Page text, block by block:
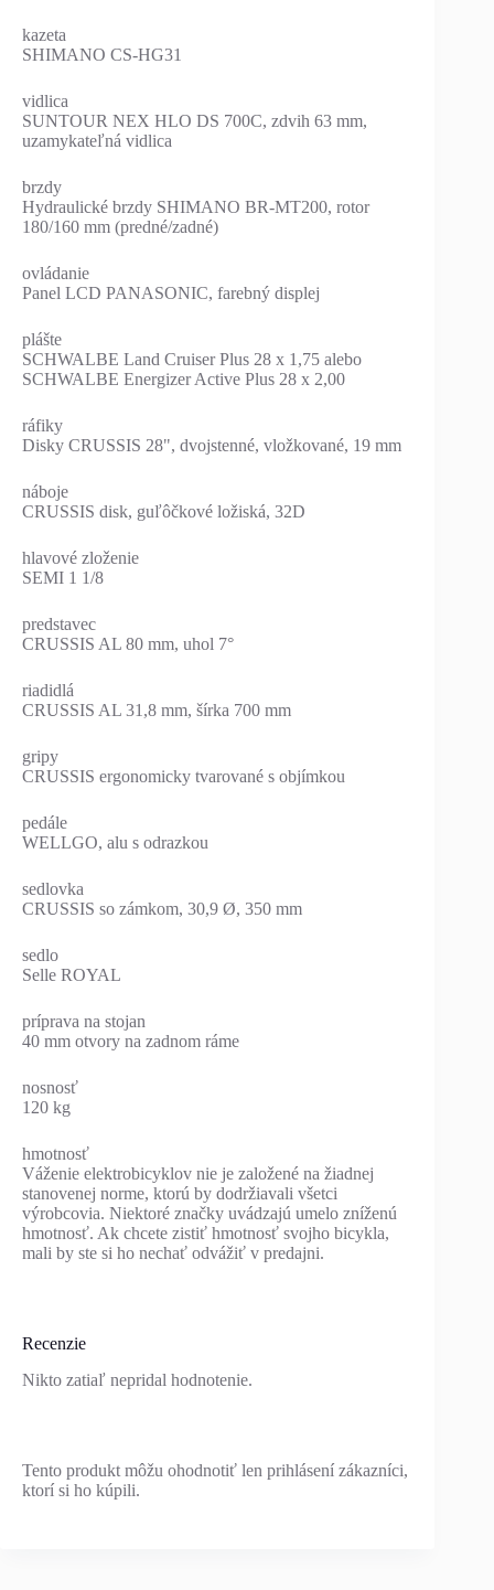
kazeta
SHIMANO CS-HG31
vidlica
SUNTOUR NEX HLO DS 700C, zdvih 63 mm,
uzamykateľná vidlica
brzdy
Hydraulické brzdy SHIMANO BR-MT200, rotor
180/160 mm (predné/zadné)
ovládanie
Panel LCD PANASONIC, farebný displej
plášte
SCHWALBE Land Cruiser Plus 28 x 1,75 alebo
SCHWALBE Energizer Active Plus 28 x 2,00
ráfiky
Disky CRUSSIS 28", dvojstenné, vložkované, 19 mm
náboje
CRUSSIS disk, guľôčkové ložiská, 32D
hlavové zloženie
SEMI 1 1/8
predstavec
CRUSSIS AL 80 mm, uhol 7°
riadidlá
CRUSSIS AL 31,8 mm, šírka 700 mm
gripy
CRUSSIS ergonomicky tvarované s objímkou
pedále
WELLGO, alu s odrazkou
sedlovka
CRUSSIS so zámkom, 30,9 Ø, 350 mm
sedlo
Selle ROYAL
príprava na stojan
40 mm otvory na zadnom ráme
nosnosť
120 kg
hmotnosť
Váženie elektrobicyklov nie je založené na žiadnej
stanovenej norme, ktorú by dodržiavali všetci
výrobcovia. Niektoré značky uvádzajú umelo zníženú
hmotnosť. Ak chcete zistiť hmotnosť svojho bicykla,
mali by ste si ho nechať odvážiť v predajni.
Recenzie
Nikto zatiaľ nepridal hodnotenie.
Tento produkt môžu ohodnotiť len prihlásení zákazníci,
ktorí si ho kúpili.